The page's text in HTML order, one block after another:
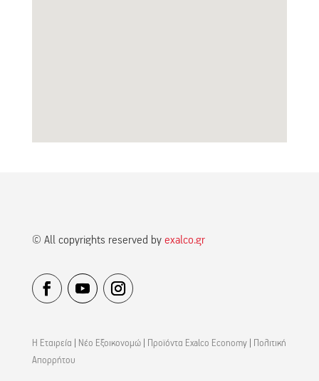
© All copyrights reserved by exalco.gr
Η Εταιρεία Νέο Εξοικονομώ| Προϊόντα Exalco Economy| Πολιτική
Απορρήτου